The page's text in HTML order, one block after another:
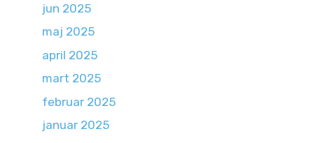
jun 2025
maj 2025
april 2025
mart 2025
februar 2025
januar 2025